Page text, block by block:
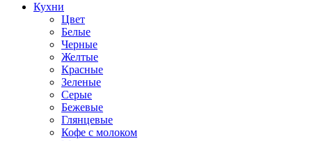
Кухни
Цвет
Белые
Черные
Желтые
Красные
Зеленые
Серые
Бежевые
Глянцевые
Кофе с молоком